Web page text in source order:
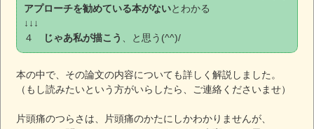
アプローチを勧めている本がないとわかる
↓↓↓
４
じゃあ私が描こう 、と思う(^^)/
本の中で、その論文の内容についても詳しく解説しました。
（もし読みたいという方がいらしたら、ご連絡くださいませ）
片頭痛のつらさは、片頭痛のかたにしかわかりませんが、